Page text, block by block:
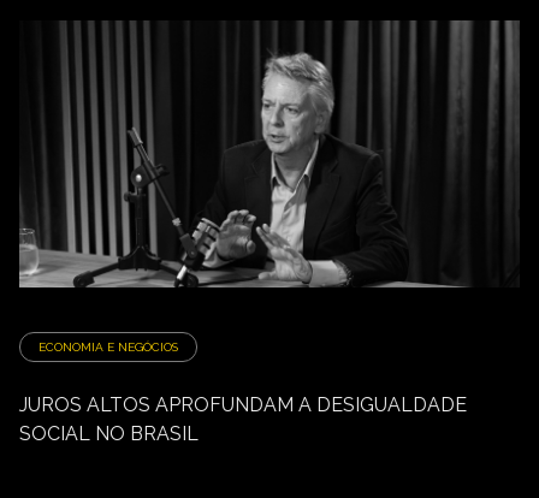
ECONOMIA E NEGÓCIOS
JUROS ALTOS APROFUNDAM A DESIGUALDADE
SOCIAL NO BRASIL